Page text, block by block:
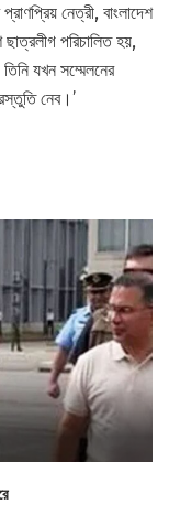
নেত্রী, বাংলাদেশ
ছাত্রলীগ পরিচালিত হয়,
যখন সম্মেলনের
নেব।’